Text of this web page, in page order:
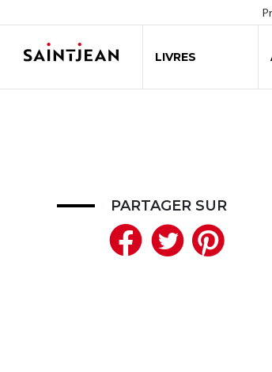
LIVRES
PARTAGER SUR
Facebook
Twitter